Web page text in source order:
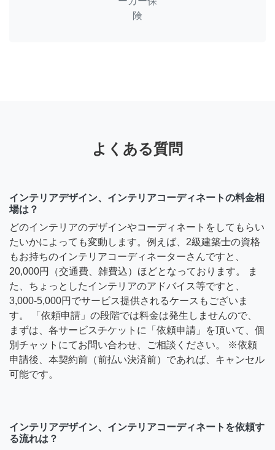
険
よくある質問
インテリアデザイン、インテリアコーディネートの料金相
場は？
どのインテリアのデザインやコーディネートをしてもらい
たいかによっても変動します。例えば、2級建築士の資格
もお持ちのインテリアコーディネーターさんですと、
20,000円（交通費、雑費込）ほどとなっております。 ま
た、ちょっとしたインテリアのアドバイス等ですと、
3,000-5,000円でサービス提供されるケースもございま
す。 「依頼申請」の段階では料金は発生しませんので、
まずは、各サービスチケットに「依頼申請」を頂いて、個
別チャットにてお問い合わせ、ご相談ください。 ※依頼
申請後、本契約前（前払い決済前）であれば、キャンセル
可能です。
インテリアデザイン、インテリアコーディネートを依頼す
る流れは？